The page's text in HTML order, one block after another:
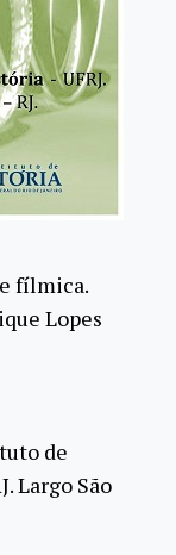
fílmica.
Lopes
de
Largo São